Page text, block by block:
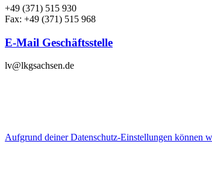
+49 (371) 515 930
Fax: +49 (371) 515 968
E-Mail Geschäftsstelle
lv@lkgsachsen.de
Aufgrund deiner Datenschutz-Einstellungen können